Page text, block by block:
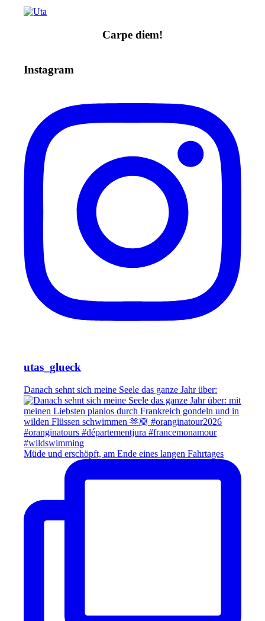
Carpe diem!
Instagram
utas_glueck
Danach sehnt sich meine Seele das ganze Jahr über:
Müde und erschöpft, am Ende eines langen Fahrtages